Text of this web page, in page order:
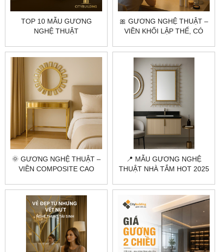
TOP 10 MẪU GƯƠNG
NGHỆ THUẬT
CHUỘNG NHẤT NĂM
🎀 GƯƠNG NGHỆ THUẬT –
VIỀN KHỐI LẬP THỂ, CÓ
🌞 GƯƠNG NGHỆ THUẬT –
VIỀN COMPOSITE CAO
📍 MẪU GƯƠNG NGHỆ
THUẬT NHÀ TẮM HOT 2025